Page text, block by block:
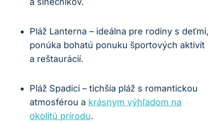
Pláž Lanterna – ideálna pre rodiny s deťmi,
ponúka bohatú ponuku športových aktivít
a reštaurácií.
Pláž Spadici – tichšia pláž s romantickou
atmosférou a krásnym výhľadom na
okolitú prírodu.